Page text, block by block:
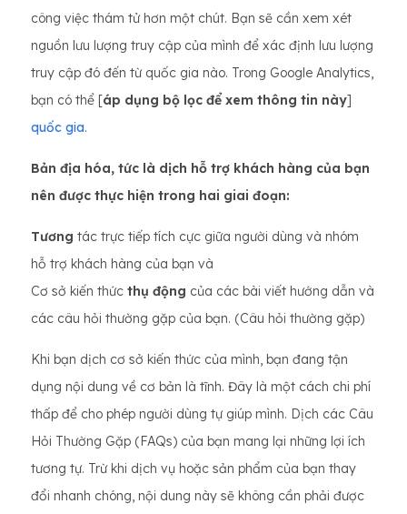
công việc thám tử hơn một chút. Bạn sẽ cần xem xét
nguồn lưu lượng truy cập của mình để xác định lưu lượng
truy cập đó đến từ quốc gia nào. Trong Google Analytics,
bạn có thể [áp dụng bộ lọc để xem thông tin này]
quốc gia.
Bản địa hóa, tức là dịch hỗ trợ khách hàng của bạn
nên được thực hiện trong hai giai đoạn:
Tương tác trực tiếp tích cực giữa người dùng và nhóm
hỗ trợ khách hàng của bạn và
Cơ sở kiến thức thụ động của các bài viết hướng dẫn và
các câu hỏi thường gặp của bạn. (Câu hỏi thường gặp)
Khi bạn dịch cơ sở kiến thức của mình, bạn đang tận
dụng nội dung về cơ bản là tĩnh. Đây là một cách chi phí
thấp để cho phép người dùng tự giúp mình. Dịch các Câu
Hỏi Thường Gặp (FAQs) của bạn mang lại những lợi ích
tương tự. Trừ khi dịch vụ hoặc sản phẩm của bạn thay
đổi nhanh chóng, nội dung này sẽ không cần phải được